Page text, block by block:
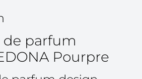
de parfum
Pourpre